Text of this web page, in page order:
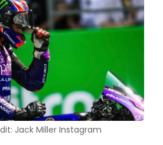
Jack Miller Instagram